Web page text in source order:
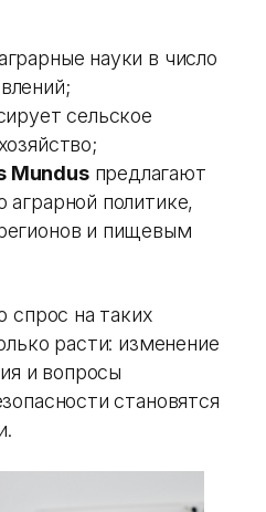
науки в число
сельское
Mundusпредлагают
аграрной политике,
и пищевым
спрос на таких
расти: изменение
и вопросы
становятся